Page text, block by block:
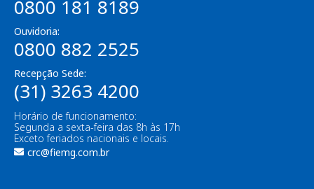
0800 181 8189
Ouvidoria:
0800 882 2525
Recepção Sede:
(31) 3263 4200
Horário de funcionamento:
Segunda a sexta-feira das 8h às 17h
Exceto feriados nacionais e locais.
crc@fiemg.com.br